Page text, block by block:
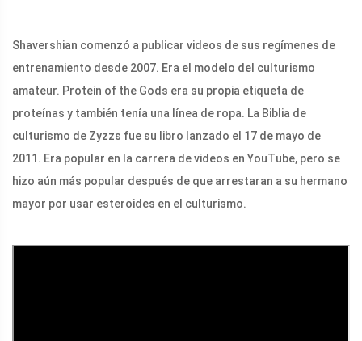
Shavershian comenzó a publicar videos de sus regímenes de
entrenamiento desde 2007. Era el modelo del culturismo
amateur. Protein of the Gods era su propia etiqueta de
proteínas y también tenía una línea de ropa. La Biblia de
culturismo de Zyzzs fue su libro lanzado el 17 de mayo de
2011. Era popular en la carrera de videos en YouTube, pero se
hizo aún más popular después de que arrestaran a su hermano
mayor por usar esteroides en el culturismo.